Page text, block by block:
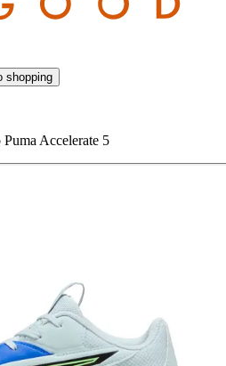
shopping
Accelerate 5